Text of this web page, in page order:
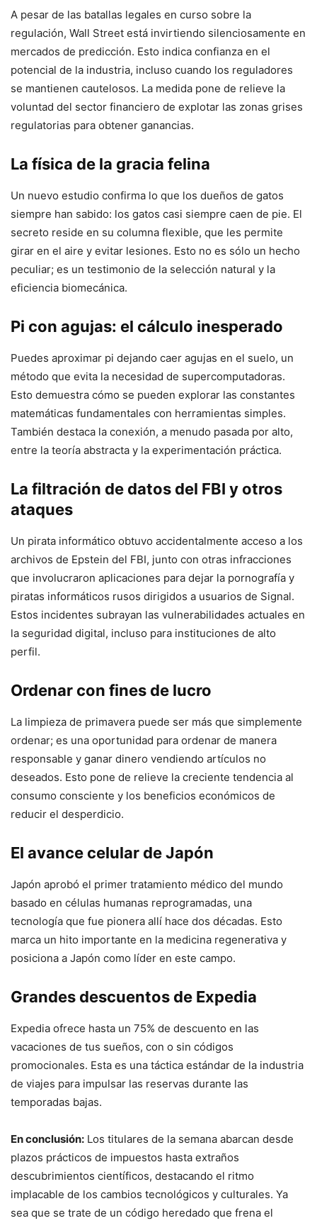
A pesar de las batallas legales en curso sobre la
regulación, Wall Street está invirtiendo silenciosamente en
mercados de predicción. Esto indica confianza en el
potencial de la industria, incluso cuando los reguladores
se mantienen cautelosos. La medida pone de relieve la
voluntad del sector financiero de explotar las zonas grises
regulatorias para obtener ganancias.
La física de la gracia felina
Un nuevo estudio confirma lo que los dueños de gatos
siempre han sabido: los gatos casi siempre caen de pie. El
secreto reside en su columna flexible, que les permite
girar en el aire y evitar lesiones. Esto no es sólo un hecho
peculiar; es un testimonio de la selección natural y la
eficiencia biomecánica.
Pi con agujas: el cálculo inesperado
Puedes aproximar pi dejando caer agujas en el suelo, un
método que evita la necesidad de supercomputadoras.
Esto demuestra cómo se pueden explorar las constantes
matemáticas fundamentales con herramientas simples.
También destaca la conexión, a menudo pasada por alto,
entre la teoría abstracta y la experimentación práctica.
La filtración de datos del FBI y otros
ataques
Un pirata informático obtuvo accidentalmente acceso a los
archivos de Epstein del FBI, junto con otras infracciones
que involucraron aplicaciones para dejar la pornografía y
piratas informáticos rusos dirigidos a usuarios de Signal.
Estos incidentes subrayan las vulnerabilidades actuales en
la seguridad digital, incluso para instituciones de alto
perfil.
Ordenar con fines de lucro
La limpieza de primavera puede ser más que simplemente
ordenar; es una oportunidad para ordenar de manera
responsable y ganar dinero vendiendo artículos no
deseados. Esto pone de relieve la creciente tendencia al
consumo consciente y los beneficios económicos de
reducir el desperdicio.
El avance celular de Japón
Japón aprobó el primer tratamiento médico del mundo
basado en células humanas reprogramadas, una
tecnología que fue pionera allí hace dos décadas. Esto
marca un hito importante en la medicina regenerativa y
posiciona a Japón como líder en este campo.
Grandes descuentos de Expedia
Expedia ofrece hasta un 75% de descuento en las
vacaciones de tus sueños, con o sin códigos
promocionales. Esta es una táctica estándar de la industria
de viajes para impulsar las reservas durante las
temporadas bajas.
En conclusión: Los titulares de la semana abarcan desde
plazos prácticos de impuestos hasta extraños
descubrimientos científicos, destacando el ritmo
implacable de los cambios tecnológicos y culturales. Ya
sea que se trate de un código heredado que frena el